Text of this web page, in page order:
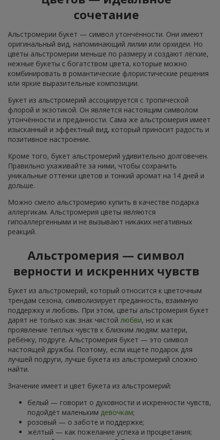
сочетание
Альстромерии букет — символ утончённости. Они имеют
оригинальный вид, напоминающий лилии или орхидеи. Но
цветы альстромерии меньше по размеру и создают лёгкие,
нежные букеты с богатством цвета, которые можно
комбинировать в романтические флористические решения
или яркие выразительные композиции.
Букет из альстромерий ассоциируется с тропической
флорой и экзотикой. Он является настоящим символом
утончённости и преданности. Сама же альстромерия имеет
изысканный и эффектный вид, который приносит радость и
позитивное настроение.
Кроме того, букет альстромерий удивительно долговечен.
Правильно ухаживайте за ними, чтобы сохранить
уникальные оттенки цветов и тонкий аромат на 14 дней и
дольше.
Можно смело альстромерию купить в качестве подарка
аллергикам. Альстромерия цветы являются
гипоаллергенными и не вызывают никаких негативных
реакций.
Альстромерия — символ
верности и искренних чувств
Букет из альстромерий, который относится к цветочным
трендам сезона, символизирует преданность, взаимную
поддержку и любовь. При этом, цветы альстромерия букет
дарят не только как знак чистой любви, но и как
проявление теплых чувств к близким людям: матери,
ребёнку, подруге. Альстромерия букет — это символ
настоящей дружбы. Поэтому, если ищете подарок для
лучшей подруги, лучше букета из альстромерий сложно
найти.
Значение имеет и цвет букета из альстромерий:
белый — говорит о духовности и искренности чувств,
подойдёт маленьким девочкам;
розовый — о заботе и поддержке;
жёлтый — как пожелание успеха и процветания;